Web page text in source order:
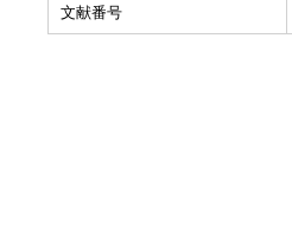
文献番号